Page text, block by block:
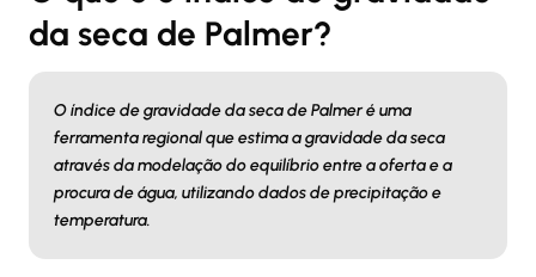
da seca de Palmer?
O índice de gravidade da seca de Palmer é uma
ferramenta regional que estima a gravidade da seca
através da modelação do equilíbrio entre a oferta e a
procura de água, utilizando dados de precipitação e
temperatura.